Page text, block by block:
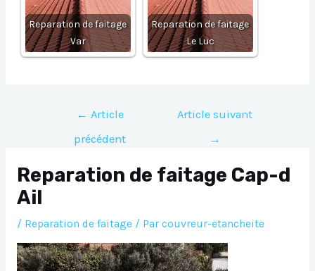
Reparation de faitage
Var
Reparation de faitage
Le Luc
Navigation
l’article
← Article
précédent
Article suivant
→
Reparation de faitage Cap-d
Ail
/ Reparation de faitage/ Par couvreur-etancheite